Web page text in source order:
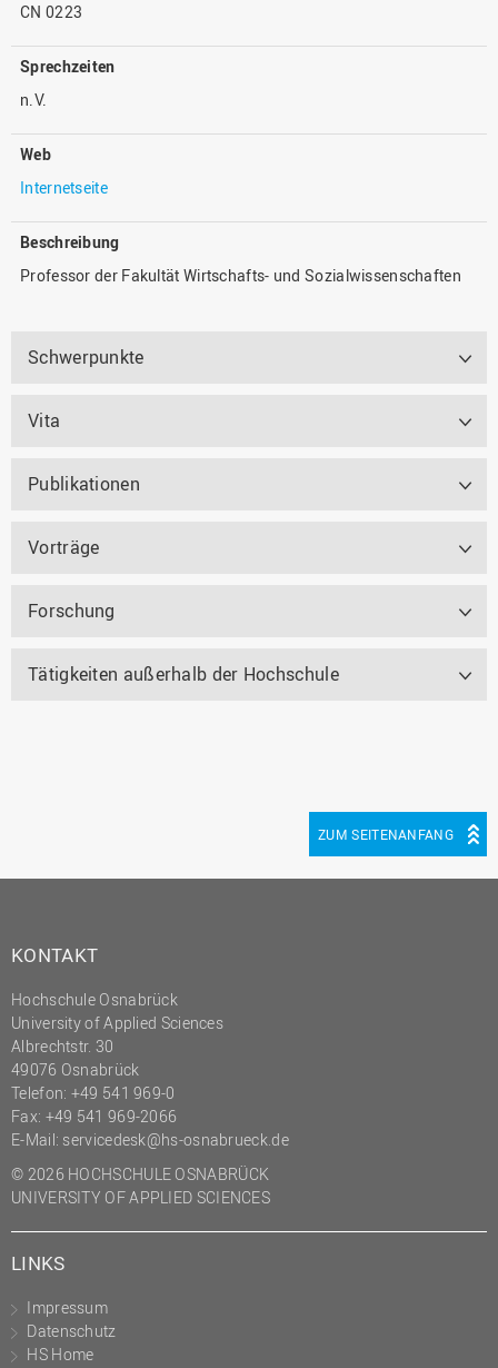
CN 0223
Sprechzeiten
n.V.
Web
Internetseite
Beschreibung
Professor der Fakultät Wirtschafts- und Sozialwissenschaften
Schwerpunkte
Vita
Publikationen
Vorträge
Forschung
Tätigkeiten außerhalb der Hochschule
ZUM SEITENANFANG
KONTAKT
Hochschule Osnabrück
University of Applied Sciences
Albrechtstr. 30
49076 Osnabrück
Telefon: +49 541 969-0
Fax: +49 541 969-2066
E-Mail: servicedesk@hs-osnabrueck.de
© 2026 HOCHSCHULE OSNABRÜCK
UNIVERSITY OF APPLIED SCIENCES
LINKS
Impressum
Datenschutz
HS Home